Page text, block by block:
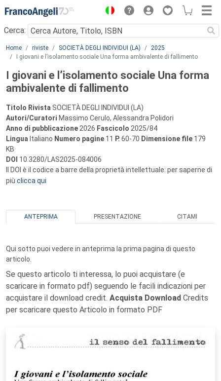
Menu
Cerca:
Main content
Home riviste SOCIETÀ DEGLI INDIVIDUI (LA)
2025
I giovani e l’isolamento sociale Una forma ambivalente di fallimento
I giovani e l’isolamento sociale Una forma
ambivalente di fallimento
Titolo Rivista SOCIETÀ DEGLI INDIVIDUI (LA)
Autori/Curatori Massimo Cerulo, Alessandra Polidori
Anno di pubblicazione 2026 Fascicolo 2025/84
Lingua Italiano Numero pagine 11 P. 60-70 Dimensione file 179
KB
DOI 10.3280/LAS2025-084006
Il DOI è il codice a barre della proprietà intellettuale: per saperne di
più clicca qui
ANTEPRIMA PRESENTAZIONE CITAMI
Qui sotto puoi vedere in anteprima la prima pagina di questo
articolo.
Se questo articolo ti interessa, lo puoi acquistare (e
scaricare in formato pdf) seguendo le facili indicazioni per
acquistare il download credit. Acquista Download Credits
per scaricare questo Articolo in formato PDF